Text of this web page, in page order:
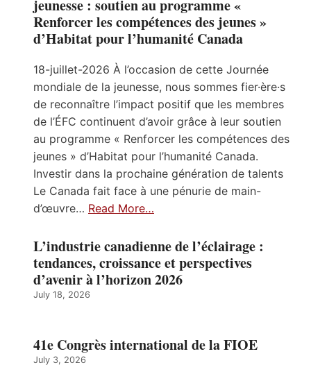
jeunesse : soutien au programme «
Renforcer les compétences des jeunes »
d’Habitat pour l’humanité Canada
18-juillet-2026 À l’occasion de cette Journée
mondiale de la jeunesse, nous sommes fier·ère·s
de reconnaître l’impact positif que les membres
de l’ÉFC continuent d’avoir grâce à leur soutien
au programme « Renforcer les compétences des
jeunes » d’Habitat pour l’humanité Canada.
Investir dans la prochaine génération de talents
Le Canada fait face à une pénurie de main-
d’œuvre… Read More…
L’industrie canadienne de l’éclairage :
tendances, croissance et perspectives
d’avenir à l’horizon 2026
July 18, 2026
41e Congrès international de la FIOE
July 3, 2026